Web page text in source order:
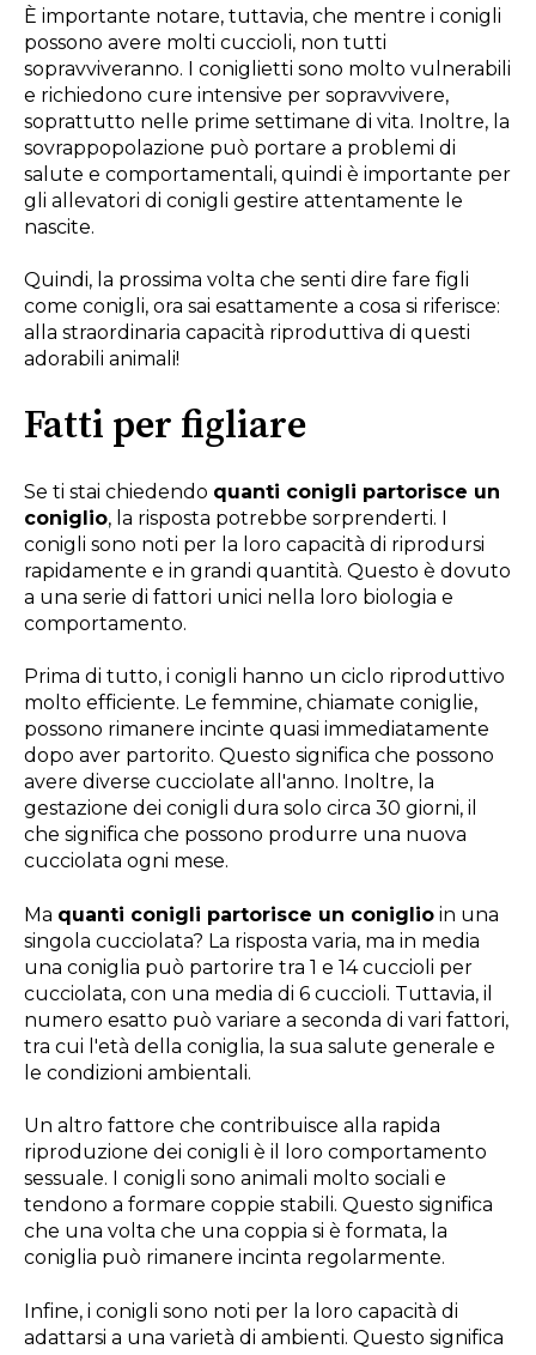
È importante notare, tuttavia, che mentre i conigli
possono avere molti cuccioli, non tutti
sopravviveranno. I coniglietti sono molto vulnerabili
e richiedono cure intensive per sopravvivere,
soprattutto nelle prime settimane di vita. Inoltre, la
sovrappopolazione può portare a problemi di
salute e comportamentali, quindi è importante per
gli allevatori di conigli gestire attentamente le
nascite.
Quindi, la prossima volta che senti dire fare figli
come conigli, ora sai esattamente a cosa si riferisce:
alla straordinaria capacità riproduttiva di questi
adorabili animali!
Fatti per figliare
Se ti stai chiedendo quanti conigli partorisce un
coniglio, la risposta potrebbe sorprenderti. I
conigli sono noti per la loro capacità di riprodursi
rapidamente e in grandi quantità. Questo è dovuto
a una serie di fattori unici nella loro biologia e
comportamento.
Prima di tutto, i conigli hanno un ciclo riproduttivo
molto efficiente. Le femmine, chiamate coniglie,
possono rimanere incinte quasi immediatamente
dopo aver partorito. Questo significa che possono
avere diverse cucciolate all'anno. Inoltre, la
gestazione dei conigli dura solo circa 30 giorni, il
che significa che possono produrre una nuova
cucciolata ogni mese.
Ma quanti conigli partorisce un coniglio in una
singola cucciolata? La risposta varia, ma in media
una coniglia può partorire tra 1 e 14 cuccioli per
cucciolata, con una media di 6 cuccioli. Tuttavia, il
numero esatto può variare a seconda di vari fattori,
tra cui l'età della coniglia, la sua salute generale e
le condizioni ambientali.
Un altro fattore che contribuisce alla rapida
riproduzione dei conigli è il loro comportamento
sessuale. I conigli sono animali molto sociali e
tendono a formare coppie stabili. Questo significa
che una volta che una coppia si è formata, la
coniglia può rimanere incinta regolarmente.
Infine, i conigli sono noti per la loro capacità di
adattarsi a una varietà di ambienti. Questo significa